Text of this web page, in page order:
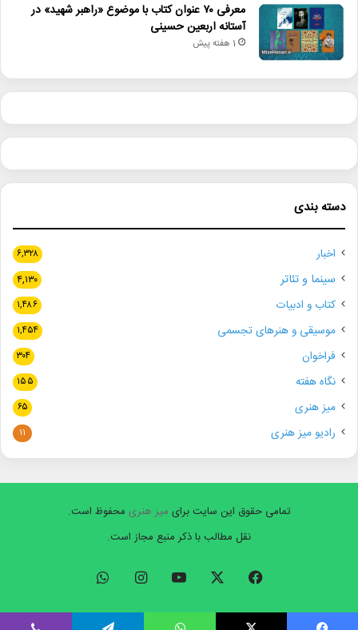
معرفی ۷۰ عنوان کتاب با موضوع «راهبر شهید» در
آستانه اربعین حسینی
1 هفته پیش
دسته بندی
اخبار ۶,۳۲۸
سینما و تئاتر ۴,۱۳۰
کتاب و ادبیات ۱,۴۸۶
موسیقی و هنرهای تجسمی ۱,۴۵۴
فراخوان ۳۰۴
نگاه هفته ۱۵۵
میز هنری ۶۵
رادیو میز هنری ۱۱
تمامی حقوق این سایت برای میز هنری محفوظ است.
نقل مطالب با ذکر منبع مجاز است.
فیسبوک ایکس یوتیوب اینستاگرام
آپ